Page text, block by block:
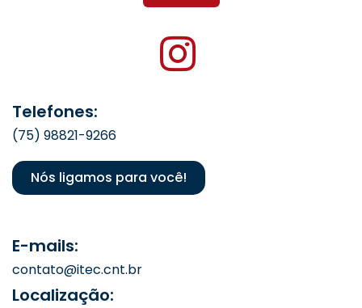
Telefones:
(75) 98821-9266
Nós ligamos para você!
E-mails:
contato@itec.cnt.br
Localização: